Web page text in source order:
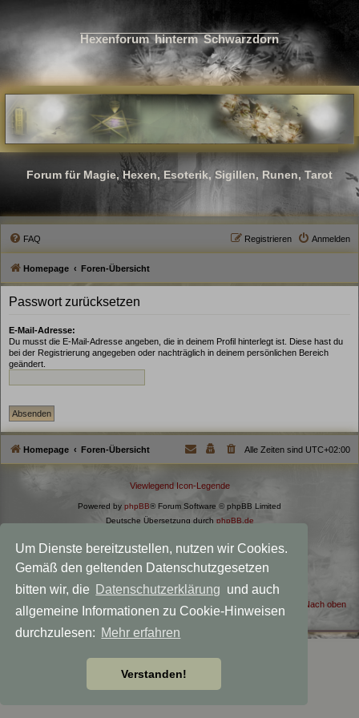
Um Dienste bereitzustellen, nutzen wir Cookies.
Gemäß den geltenden Datenschutzgesetzen
bitten wir, die
Datenschutzerklärung und auch
allgemeine Informationen zu Cookie-Hinweisen
durchzulesen: Mehr erfahren
Verstanden!
Hexenforum hinterm Schwarzdorn
Forum für Magie, Hexen, Esoterik, Sigillen, Runen, Tarot
FAQ Anmelden
Registrieren
Homepage Foren-Übersicht
Passwort zurücksetzen
E-Mail-Adresse:
Du musst die E-Mail-Adresse angeben, die in deinem Profil hinterlegt ist. Diese hast du
bei der Registrierung angegeben oder nachträglich in deinem persönlichen Bereich
geändert.
Homepage Foren-Übersicht Alle Zeiten sind UTC+02:00
Viewlegend Icon-Legende
Powered by phpBB® Forum Software © phpBB Limited
Deutsche Übersetzung durch phpBB.de
Style MagicMystical modified by Talk19Zehn
Created for: Akka the Witch
Nach oben